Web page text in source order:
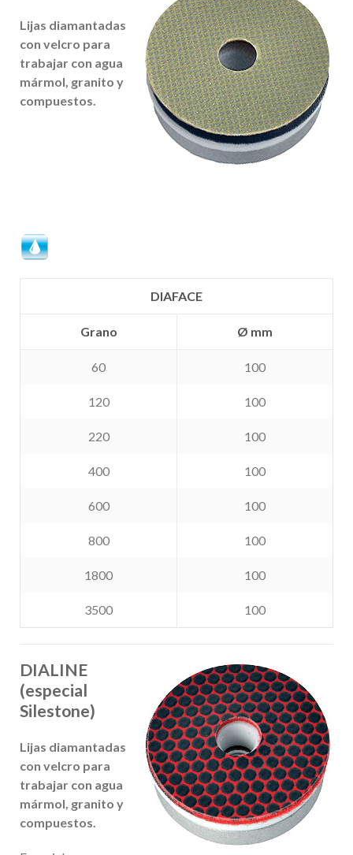
Lijas diamantadas
con velcro para
trabajar con agua
mármol, granito y
compuestos.
DIAFACE
Grano Ø mm
60 100
120 100
220 100
400 100
600 100
800 100
1800 100
3500 100
DIALINE
(especial
Silestone)
Lijas diamantadas
con velcro para
trabajar con agua
mármol, granito y
compuestos.